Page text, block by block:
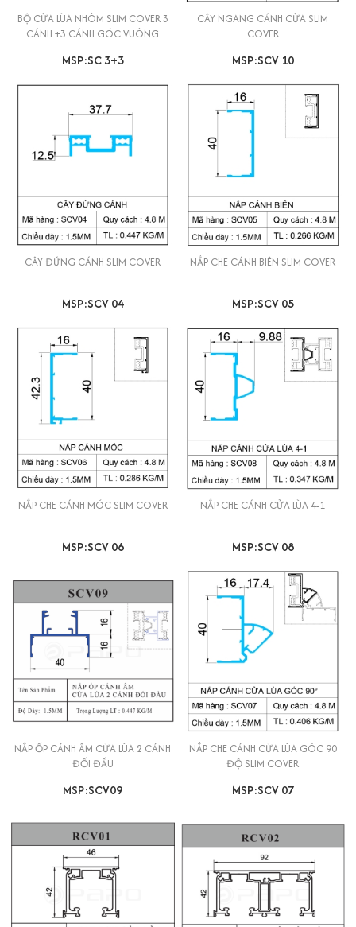
BỘ CỬA LÙA NHÔM SLIM COVER 3
CÁNH +3 CÁNH GÓC VUÔNG
MSP:SC 3+3
CÂY NGANG CÁNH CỬA SLIM
COVER
MSP:SCV 10
CÂY ĐỨNG CÁNH SLIM COVER
MSP:SCV 04
NẮP CHE CÁNH BIÊN SLIM COVER
MSP:SCV 05
NẮP CHE CÁNH MÓC SLIM COVER
MSP:SCV 06
NẮP CHE CÁNH CỬA LÙA 4-1
MSP:SCV 08
NẮP ỐP CÁNH ÂM CỬA LÙA 2 CÁNH
ĐỐI ĐẦU
MSP:SCV09
NẮP CHE CÁNH CỬA LÙA GÓC 90
ĐỘ SLIM COVER
MSP:SCV 07